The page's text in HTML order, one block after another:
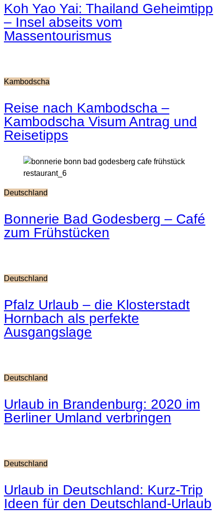
Koh Yao Yai: Thailand Geheimtipp
– Insel abseits vom
Massentourismus
Kambodscha
Reise nach Kambodscha –
Kambodscha Visum Antrag und
Reisetipps
Deutschland
Bonnerie Bad Godesberg – Café
zum Frühstücken
Deutschland
Pfalz Urlaub – die Klosterstadt
Hornbach als perfekte
Ausgangslage
Deutschland
Urlaub in Brandenburg: 2020 im
Berliner Umland verbringen
Deutschland
Urlaub in Deutschland: Kurz-Trip
Ideen für den Deutschland-Urlaub